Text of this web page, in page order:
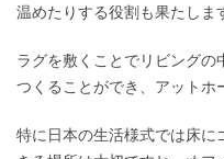
温めたりする役割も果たしま
ラグを敷くことでリビングの
つくることができ、アットホ
特に日本の生活様式では床に